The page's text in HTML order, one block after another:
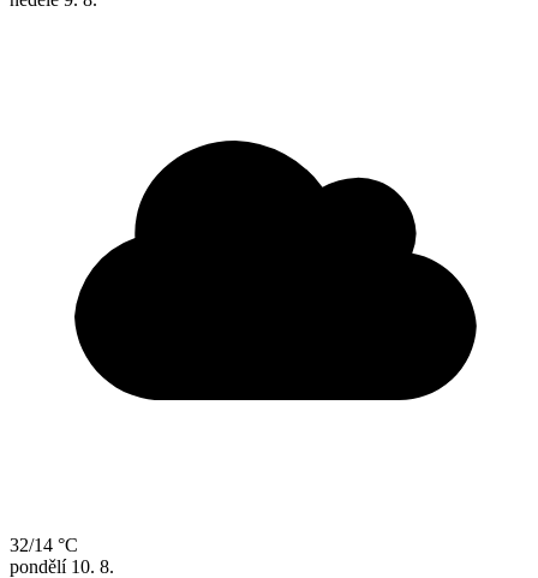
32/14 °C
pondělí 10. 8.